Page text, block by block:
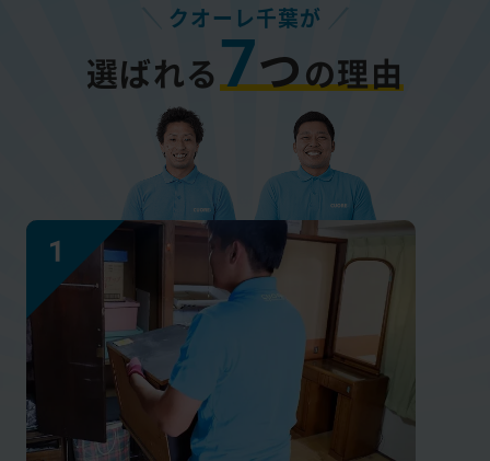
クオーレ千葉が
選ばれる7つの理由